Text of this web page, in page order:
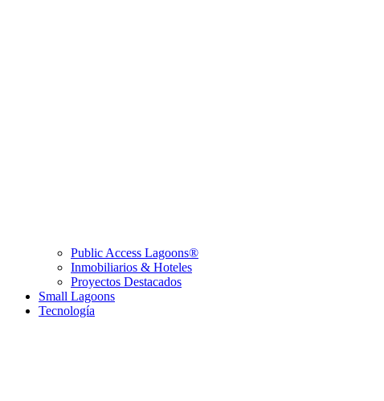
Public Access Lagoons®
Inmobiliarios & Hoteles
Proyectos Destacados
Small Lagoons
Tecnología